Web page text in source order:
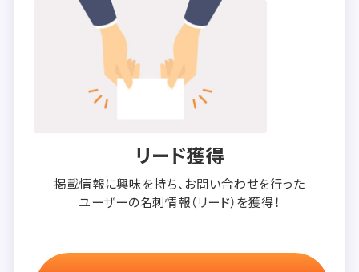
リード獲得
掲載情報に興味を持ち、 お問い合わせを行った
ユーザーの名刺情報（リード）を獲得！